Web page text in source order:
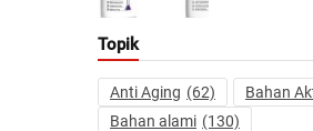
Topik
Anti Aging (62) Bahan
Bahan alami (130)